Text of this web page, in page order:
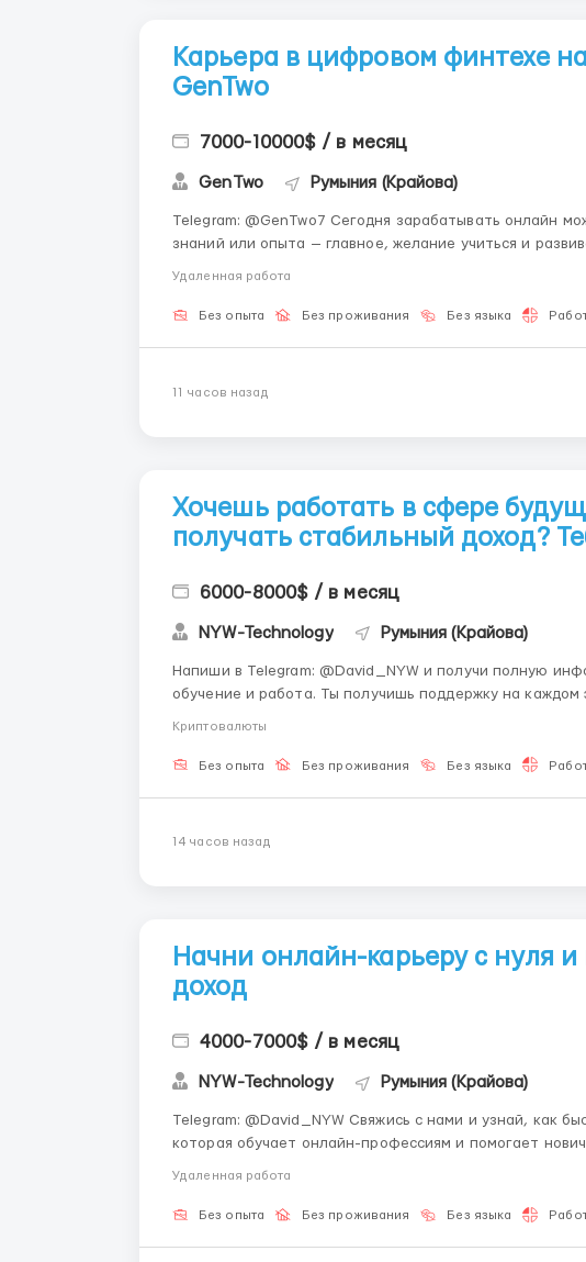
Карьера в цифровом финтехе
GenTwo
7000-10000$ / в месяц
GenTwo Румыния (Крайова)
Telegram: @GenTwo7 Сегодня зарабатывать онлайн может каждый. 📱 Это не требует особых
знаний или опыта — главное, желание учиться и
возможность совмещать подработку с учёбой, хобби или
Удаленная работа
Без опыта Без проживания Без языка
11 часов назад
Хочешь работать в сфере
получать стабильный доход?
6000-8000$ / в месяц
NYW-Technology Румыния (Крайова)
Напиши в Telegram: @David_NYW и получи полную информацию. Мы объясним,
обучение и работа. Ты получишь поддержку на каждом
Криптовалюты
Без опыта Без проживания Без языка
14 часов назад
Начни онлайн-карьеру с нуля
доход
4000-7000$ / в месяц
NYW-Technology Румыния (Крайова)
Telegram: @David_NYW Свяжись с нами и узнай, как быстро
которая обучает онлайн-профессиям и помогает
Создаём понятную систему входа, где каждый может
Удаленная работа
Без опыта Без проживания Без языка